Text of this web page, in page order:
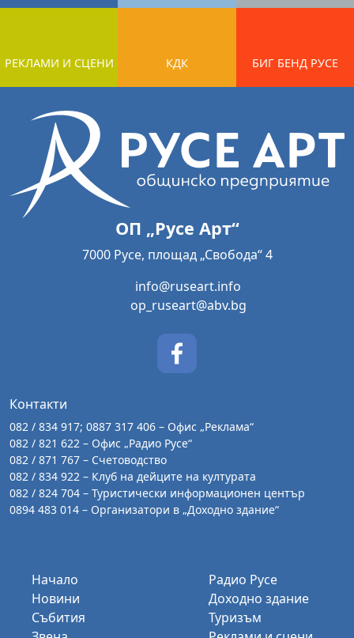
РЕКЛАМИ И СЦЕНИ КДК БИГ БЕНД РУСЕ
ОП „Русе Арт“
7000 Русе, площад „Свобода“ 4
info@ruseart.info
op_ruseart@abv.bg
Контакти
082 / 834 917; 0887 317 406 – Офис „Реклама“
082 / 821 622 – Офис „Радио Русе“
082 / 871 767 – Счетоводство
082 / 834 922 – Клуб на дейците на културата
082 / 824 704 – Туристически информационен център
0894 483 014 – Организатори в „Доходно здание“
Начало
Новини
Събития
Радио Русе
Доходно здание
Туризъм